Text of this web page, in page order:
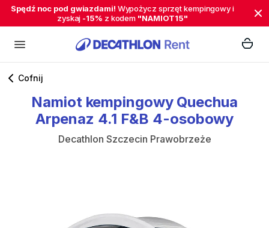
Spędź noc pod gwiazdami! Wypożycz sprzęt kempingowy i
zyskaj -15% z kodem "NAMIOT15"
Cofnij
Namiot kempingowy Quechua
Arpenaz 4.1 F&B 4-osobowy
Decathlon Szczecin Prawobrzeże